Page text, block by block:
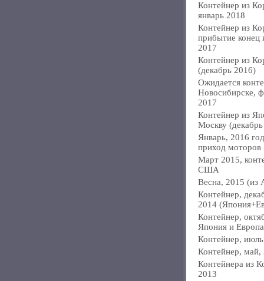
Контейнер из
январь 2018
Контейнер из
прибытие конец
2017
Контейнер из
(декабрь 2016)
Ожидается
Новосибирске,
2017
Контейнер из
Москву
Январь, 2016
приход моторов
Март 2015,
США
Весна, 2015 (из
Контейнер,
2014
Контейнер,
Япония и
Контейнер,
Контейнер, май,
Контейнера из
2013